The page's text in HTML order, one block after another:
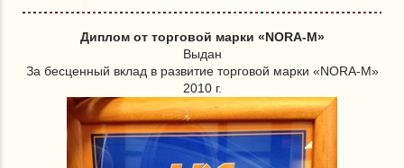
Диплом от торговой марки «NORA-M»
Выдан
За бесценный вклад в развитие торговой марки «NORA-M»
2010 г.